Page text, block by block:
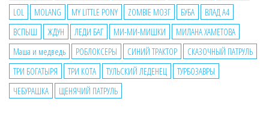
LOL
MOLANG MY LITTLE PONY ZOMBIE МОЗГ БУБА
ВЛАД А4
ВСПЫШ
ЖДУН ЛЕДИ БАГ МИ-МИ-МИШКИ
МИЛАНА ХАМЕТОВА
Маша и медведь
РОБЛОКСЕРЫ СИНИЙ ТРАКТОР
СКАЗОЧНЫЙ ПАТРУЛЬ
ТРИ БОГАТЫРЯ
ТРИ КОТА ТУЛЬСКИЙ ЛЕДЕНЕЦ
ТУРБОЗАВРЫ
ЧЕБУРАШКА
ЩЕНЯЧИЙ ПАТРУЛЬ